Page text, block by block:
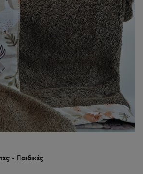
- Παιδικές